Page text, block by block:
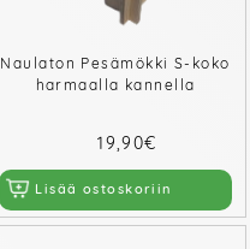
Naulaton Pesämökki S-koko
harmaalla kannella
19,90€
Lisää ostoskoriin